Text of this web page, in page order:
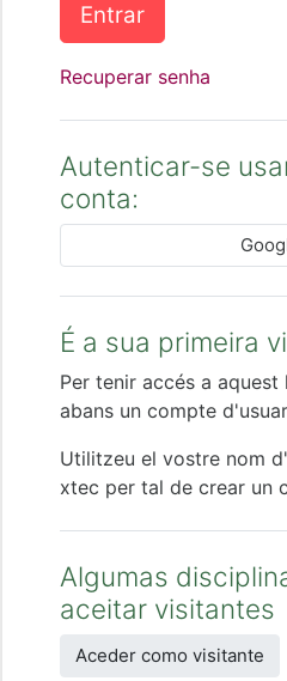
Entrar
Recuperar senha
Autenticar-se
conta:
É a sua primeira
Per tenir accés a
abans un compte
Utilitzeu el vostre nom
xtec per tal de crear un
Algumas
aceitar visitantes
Aceder como visitante